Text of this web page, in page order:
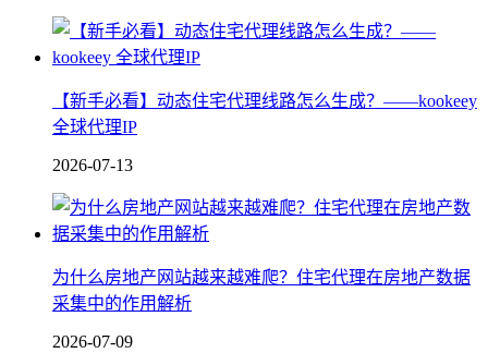
【新手必看】动态住宅代理线路怎么生成？——kookeey
全球代理IP
2026-07-13
为什么房地产网站越来越难爬？住宅代理在房地产数据
采集中的作用解析
2026-07-09